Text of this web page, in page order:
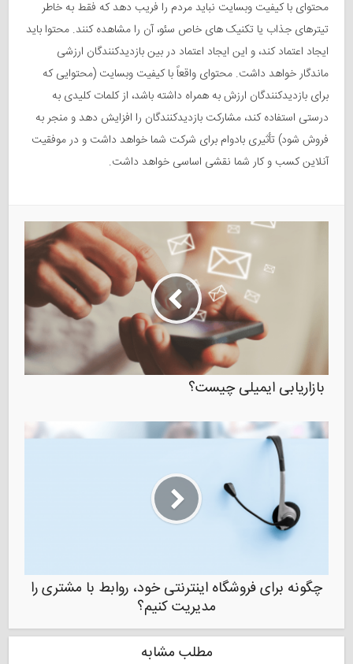
محتوای با کیفیت وبسایت نباید مردم را فریب دهد که فقط به خاطر
تیترهای جذاب یا تکنیک های خاص سئو، آن را مشاهده کنند. محتوا باید
ایجاد اعتماد کند، و این ایجاد اعتماد در بین بازدیدکنندگان ارزشی
ماندگار خواهد داشت. محتوای واقعاً با کیفیت وبسایت (محتوایی که
برای بازدیدکنندگان ارزش به همراه داشته باشد، از کلمات کلیدی به
درستی استفاده کند، مشارکت بازدیدکنندگان را افزایش دهد و منجر به
فروش شود) تأثیری بادوام برای شرکت شما خواهد داشت و در موفقیت
آنلاین کسب و کار شما نقشی اساسی خواهد داشت.
بازاریابی ایمیلی چیست؟
چگونه برای فروشگاه اینترنتی خود، روابط با مشتری را
مدیریت کنیم؟
مطلب مشابه